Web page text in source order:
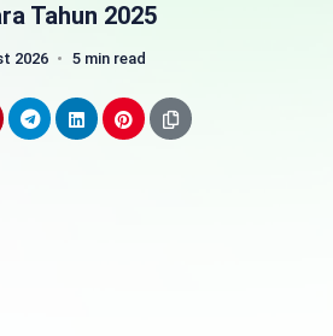
Tahun 2025
2026 5 min read